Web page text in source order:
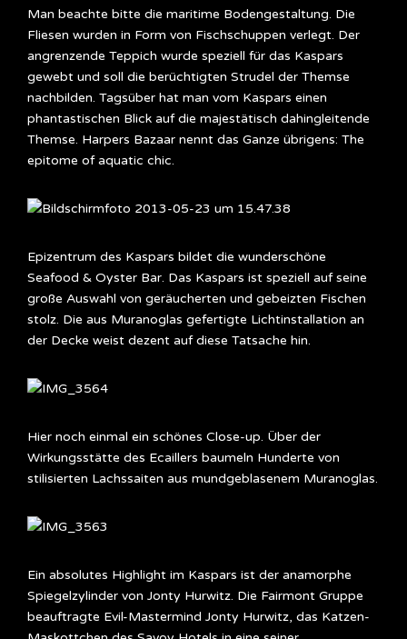
Man beachte bitte die maritime Bodengestaltung. Die
Fliesen wurden in Form von Fischschuppen verlegt. Der
angrenzende Teppich wurde speziell für das Kaspars
gewebt und soll die berüchtigten Strudel der Themse
nachbilden. Tagsüber hat man vom Kaspars einen
phantastischen Blick auf die majestätisch dahingleitende
Themse. Harpers Bazaar nennt das Ganze übrigens: The
epitome of aquatic chic.
Epizentrum des Kaspars bildet die wunderschöne
Seafood & Oyster Bar. Das Kaspars ist speziell auf seine
große Auswahl von geräucherten und gebeizten Fischen
stolz. Die aus Muranoglas gefertigte Lichtinstallation an
der Decke weist dezent auf diese Tatsache hin.
Hier noch einmal ein schönes Close-up. Über der
Wirkungsstätte des Ecaillers baumeln Hunderte von
stilisierten Lachssaiten aus mundgeblasenem Muranoglas.
Ein absolutes Highlight im Kaspars ist der anamorphe
Spiegelzylinder von Jonty Hurwitz. Die Fairmont Gruppe
beauftragte Evil-Mastermind Jonty Hurwitz, das Katzen-